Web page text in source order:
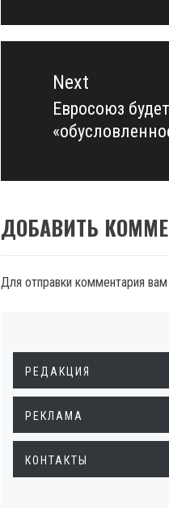
Next
Next
post:
Евросоюз
ДОБАВИТЬ
Для отправки комментария
РЕДАКЦИЯ
РЕКЛАМА
КОНТАКТЫ